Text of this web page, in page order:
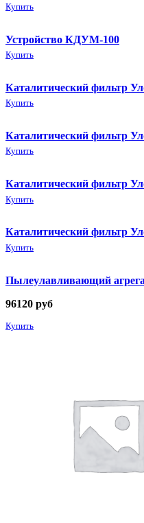
Купить
Устройство КДУМ-100
Купить
Каталитический фильтр
Купить
Каталитический фильтр
Купить
Каталитический фильтр
Купить
Каталитический фильтр
Купить
Пылеулавливающий
96120 руб
Купить